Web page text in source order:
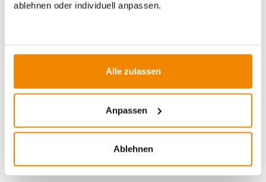
ablehnen oder individuell anpassen.
Alle zulassen
Anpassen
Ablehnen
Braten und Backen, während die Kochplatte –
emailliertem Stahl, Keramik oder Naturstein sowie
die Position des Backfachs wählen Sie über das